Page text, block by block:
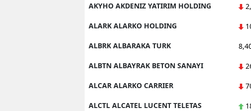
AKYHO AKDENIZ YATIRIM HOLDING
ALARK ALARKO HOLDING
ALBRK ALBARAKA TURK
ALBTN ALBAYRAK BETON SANAYI
ALCAR ALARKO CARRIER
ALCTL ALCATEL LUCENT TELETAS